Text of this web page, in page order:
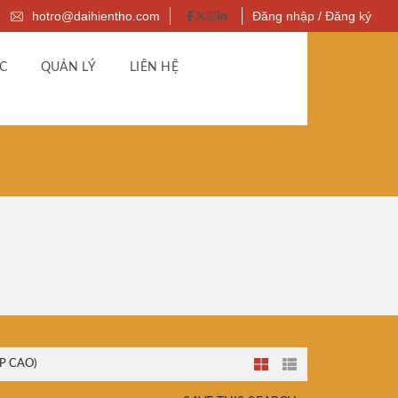
hotro@daihientho.com Đăng nhập / Đăng ký
QUẢN LÝ LIÊN HỆ
CAO)